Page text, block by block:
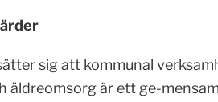
sig att kommunal
äldreomsorg är ett ge-